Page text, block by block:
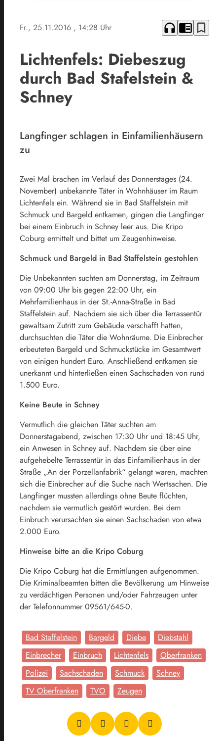
Fr., 25.11.2016 , 14:28 Uhr headphones chrome_reader_mode bookmark_border
Lichtenfels: Diebeszug
durch Bad Stafelstein &
Schney
Langfinger schlagen in Einfamilienhäusern
zu
Zwei Mal brachen im Verlauf des Donnerstages (24.
November) unbekannte Täter in Wohnhäuser im Raum
Lichtenfels ein. Während sie in Bad Staffelstein mit
Schmuck und Bargeld entkamen, gingen die Langfinger
bei einem Einbruch in Schney leer aus. Die Kripo
Coburg ermittelt und bittet um Zeugenhinweise.
Schmuck und Bargeld in Bad Staffelstein gestohlen
Die Unbekannten suchten am Donnerstag, im Zeitraum
von 09:00 Uhr bis gegen 22:00 Uhr, ein
Mehrfamilienhaus in der St.-Anna-Straße in Bad
Staffelstein auf. Nachdem sie sich über die Terrassentür
gewaltsam Zutritt zum Gebäude verschafft hatten,
durchsuchten die Täter die Wohnräume. Die Einbrecher
erbeuteten Bargeld und Schmuckstücke im Gesamtwert
von einigen hundert Euro. Anschließend entkamen sie
unerkannt und hinterließen einen Sachschaden von rund
1.500 Euro.
Keine Beute in Schney
Vermutlich die gleichen Täter suchten am
Donnerstagabend, zwischen 17:30 Uhr und 18:45 Uhr,
ein Anwesen in Schney auf. Nachdem sie über eine
aufgehebelte Terrassentür in das Einfamilienhaus in der
Straße „An der Porzellanfabrik“ gelangt waren, machten
sich die Einbrecher auf die Suche nach Wertsachen. Die
Langfinger mussten allerdings ohne Beute flüchten,
nachdem sie vermutlich gestört wurden. Bei dem
Einbruch verursachten sie einen Sachschaden von etwa
2.000 Euro.
Hinweise bitte an die Kripo Coburg
Die Kripo Coburg hat die Ermittlungen aufgenommen.
Die Kriminalbeamten bitten die Bevölkerung um Hinweise
zu verdächtigen Personen und/oder Fahrzeugen unter
der Telefonnummer 09561/645-0.
Bad Staffelstein Bargeld Diebe
Diebstahl
Einbrecher
Einbruch Lichtenfels
Oberfranken
Polizei
Sachschaden Schmuck
Schney
TV Oberfranken
TVO Zeugen